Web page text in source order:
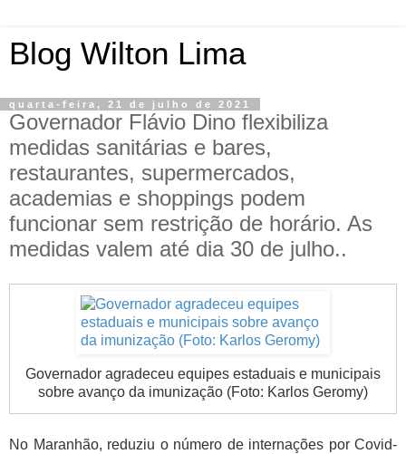
Blog Wilton Lima
quarta-feira, 21 de julho de 2021
Governador Flávio Dino flexibiliza
medidas sanitárias e bares,
restaurantes, supermercados,
academias e shoppings podem
funcionar sem restrição de horário. As
medidas valem até dia 30 de julho..
Governador agradeceu equipes estaduais e municipais
sobre avanço da imunização (Foto: Karlos Geromy)
No Maranhão, reduziu o número de internações por Covid-